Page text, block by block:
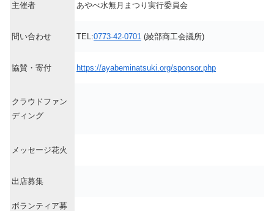
主催者 あやべ水無月まつり実行委員会
問い合わせ TEL:0773-42-0701 (綾部商工会議所)
協賛・寄付 https://ayabeminatsuki.org/sponsor.php
クラウドファン
ディング
メッセージ花火
出店募集
ボランティア募